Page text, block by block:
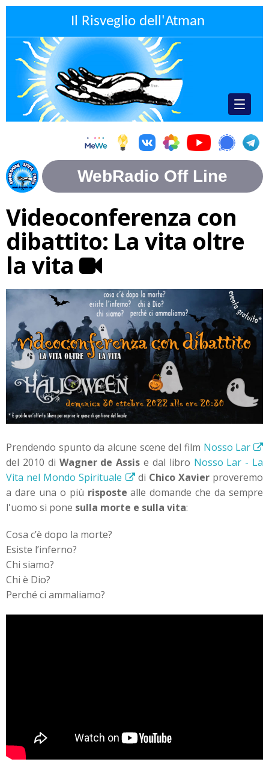
Il Risveglio dell'Atman
Videoconferenza con
dibattito: La vita oltre
la vita
Prendendo spunto da alcune scene del film Nosso Lar
del 2010 di Wagner de Assis e dal libro Nosso Lar - La
Vita nel Mondo Spirituale
di Chico Xavierproveremo
a dare una o più risposte alle domande che da sempre
l'uomo si pone sulla morte e sulla vita:
Cosa c’è dopo la morte?
Esiste l’inferno?
Chi siamo?
Chi è Dio?
Perché ci ammaliamo?